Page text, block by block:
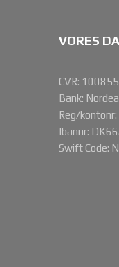
VORES
CVR:
Bank:
Reg/
Ibannr:
Swift Code: